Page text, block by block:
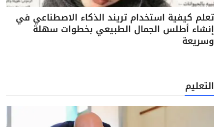
تعلم كيفية استخدام تريند الذكاء الاصطناعي في
إنشاء أطلس الجمال الطبيعي بخطوات سهلة
وسريعة
التعليم